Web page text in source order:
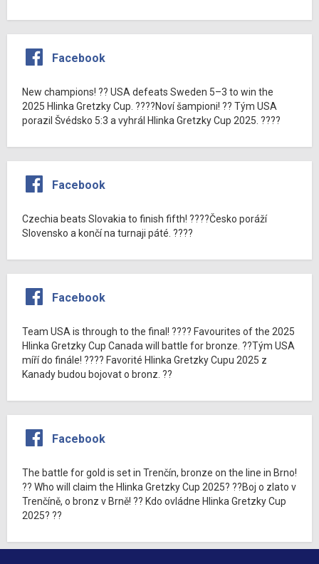
Facebook
New champions! ?? USA defeats Sweden 5–3 to win the
2025 Hlinka Gretzky Cup. ????Noví šampioni! ?? Tým USA
porazil Švédsko 5:3 a vyhrál Hlinka Gretzky Cup 2025. ????
Facebook
Czechia beats Slovakia to finish fifth! ????Česko poráží
Slovensko a končí na turnaji páté. ????
Facebook
Team USA is through to the final! ???? Favourites of the 2025
Hlinka Gretzky Cup Canada will battle for bronze. ??Tým USA
míří do finále! ???? Favorité Hlinka Gretzky Cupu 2025 z
Kanady budou bojovat o bronz. ??
Facebook
The battle for gold is set in Trenčín, bronze on the line in Brno!
?? Who will claim the Hlinka Gretzky Cup 2025? ??Boj o zlato v
Trenčíně, o bronz v Brně! ?? Kdo ovládne Hlinka Gretzky Cup
2025? ??